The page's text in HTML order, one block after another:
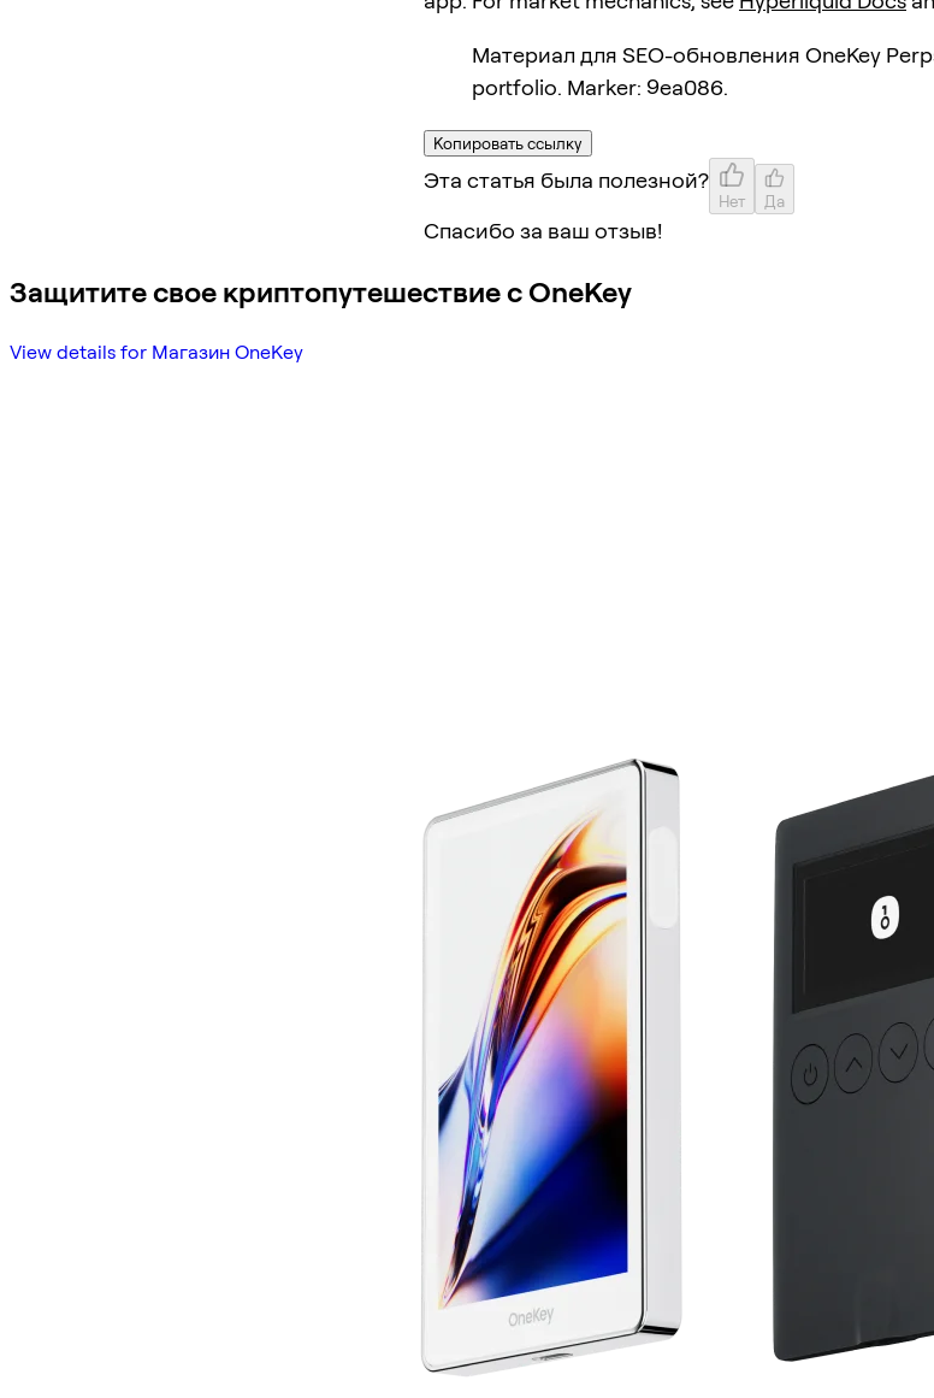
Материал для SEO-обновления OneKey
portfolio. Marker: 9ea086.
Копировать ссылку
Эта статья была полезной?
Нет Да
Спасибо за ваш отзыв!
Защитите свое криптопутешествие с OneKey
View details for Магазин OneKey